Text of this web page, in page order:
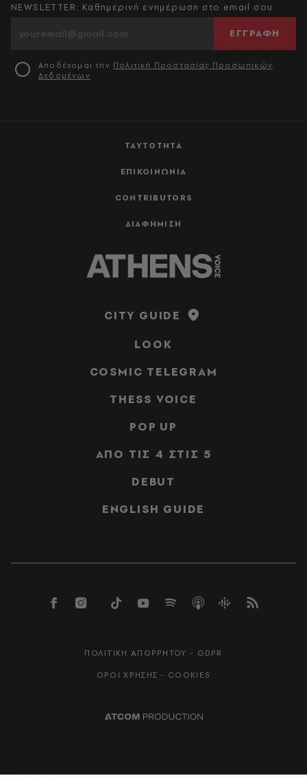
ΤΑΥΤΟΤΗΤΑ
ΕΠΙΚΟΙΝΩΝΙΑ
CONTRIBUTORS
ΔΙΑΦΗΜΙΣΗ
NEWSLETTER: Καθημερινή ενημέρωση στο email σου
ΕΓΓΡΑΦΗ
Αποδέχομαι την Πολιτική Προστασίας Προσωπικών
Δεδομένων
CITY GUIDE
LOOK
COSMIC TELEGRAM
THESS VOICE
POP UP
ΑΠΟ ΤΙΣ 4 ΣΤΙΣ 5
DEBUT
ENGLISH GUIDE
ΠΟΛΙΤΙΚΗ ΑΠΟΡΡΗΤΟΥ - GDPR
ΟΡΟΙ ΧΡΗΣΗΣ - COOKIES